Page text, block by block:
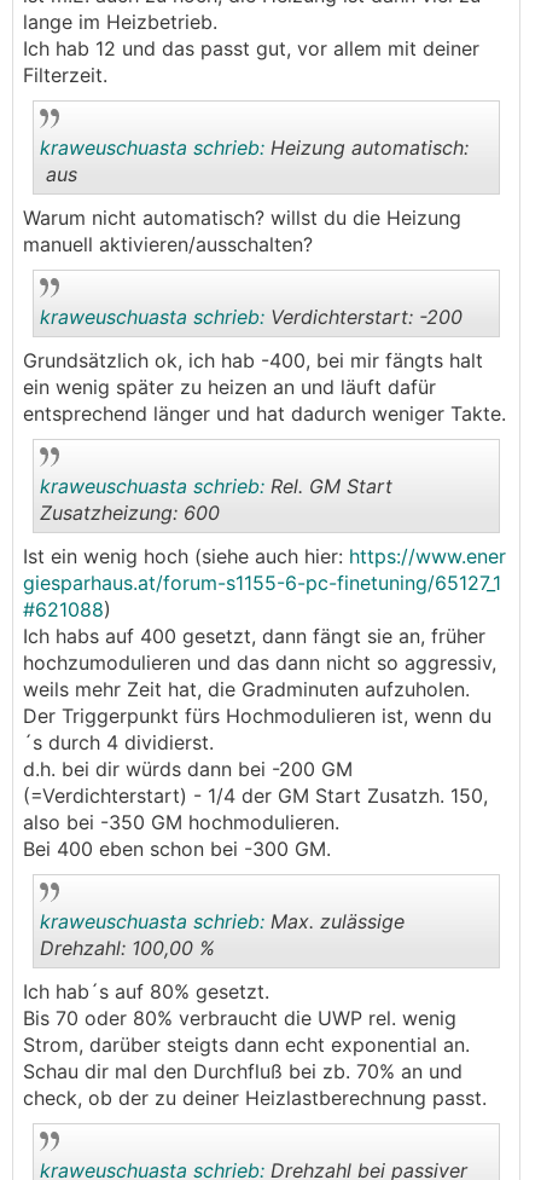
..
lange im Heizbetrieb.
Ich hab 12 und das passt gut, vor allem mit deiner
Filterzeit.
..
kraweuschuasta schrieb: Heizung automatisch:
aus
Warum nicht automatisch? willst du die Heizung
manuell aktivieren/ausschalten?
..
kraweuschuasta schrieb: Verdichterstart: -200
Grundsätzlich ok, ich hab -400, bei mir fängts halt
ein wenig später zu heizen an und läuft dafür
entsprechend länger und hat dadurch weniger Takte.
..
kraweuschuasta schrieb: Rel. GM Start
Zusatzheizung: 600
Ist ein wenig hoch (siehe auch hier: https://www.ener
giesparhaus.at/forum-s1155-6-pc-finetuning/65127_1
#621088)
Ich habs auf 400 gesetzt, dann fängt sie an, früher
hochzumodulieren und das dann nicht so aggressiv,
weils mehr Zeit hat, die Gradminuten aufzuholen.
Der Triggerpunkt fürs Hochmodulieren ist, wenn du
´s durch 4 dividierst.
d.h. bei dir würds dann bei -200 GM
(=Verdichterstart) - 1/4 der GM Start Zusatzh. 150,
also bei -350 GM hochmodulieren.
Bei 400 eben schon bei -300 GM.
..
kraweuschuasta schrieb: Max. zulässige
Drehzahl: 100,00 %
Ich hab´s auf 80% gesetzt.
Bis 70 oder 80% verbraucht die UWP rel. wenig
Strom, darüber steigts dann echt exponential an.
Schau dir mal den Durchfluß bei zb. 70% an und
check, ob der zu deiner Heizlastberechnung passt.
kraweuschuasta schrieb: Drehzahl bei passiver